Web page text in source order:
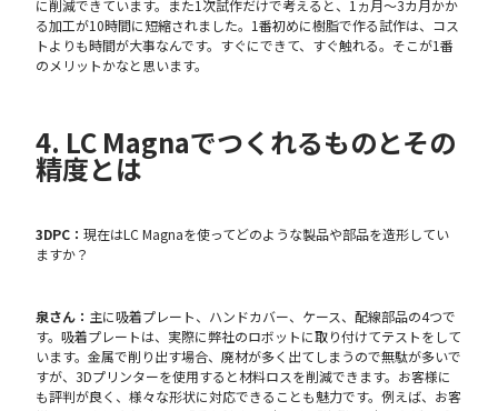
に削減できています。また1次試作だけで考えると、1ヵ月～3カ月かか
る加工が10時間に短縮されました。1番初めに樹脂で作る試作は、コス
トよりも時間が大事なんです。すぐにできて、すぐ触れる。そこが1番
のメリットかなと思います。
4. LC Magnaでつくれるものとその
精度とは
3DPC：現在はLC Magnaを使ってどのような製品や部品を造形してい
ますか？
泉さん： 主に吸着プレート、ハンドカバー、ケース、配線部品の4つで
す。吸着プレートは、実際に弊社のロボットに取り付けてテストをして
います。金属で削り出す場合、廃材が多く出てしまうので無駄が多いで
すが、3Dプリンターを使用すると材料ロスを削減できます。お客様に
も評判が良く、様々な形状に対応できることも魅力です。例えば、お客